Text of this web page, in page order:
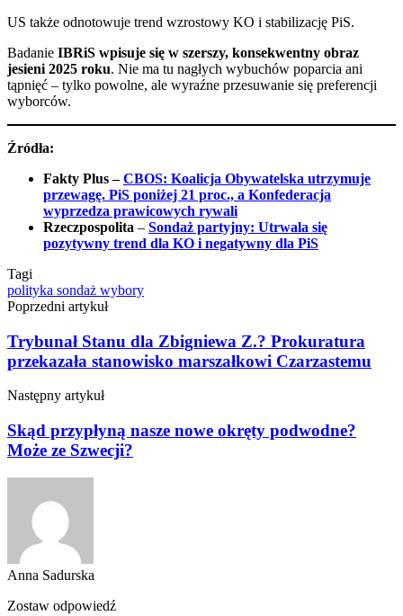
US także odnotowuje trend wzrostowy KO i stabilizację PiS.
Badanie IBRiS wpisuje się w szerszy, konsekwentny obraz
jesieni 2025 roku. Nie ma tu nagłych wybuchów poparcia ani
tąpnięć – tylko powolne, ale wyraźne przesuwanie się preferencji
wyborców.
Źródła:
Fakty Plus – CBOS: Koalicja Obywatelska utrzymuje
przewagę. PiS poniżej 21 proc., a Konfederacja
wyprzedza prawicowych rywali
Rzeczpospolita – Sondaż partyjny: Utrwala się
pozytywny trend dla KO i negatywny dla PiS
Tagi
polityka sondaż wybory
Poprzedni artykuł
Trybunał Stanu dla Zbigniewa Z.? Prokuratura
przekazała stanowisko marszałkowi Czarzastemu
Następny artykuł
Skąd przypłyną nasze nowe okręty podwodne?
Może ze Szwecji?
Anna Sadurska
Zostaw odpowiedź